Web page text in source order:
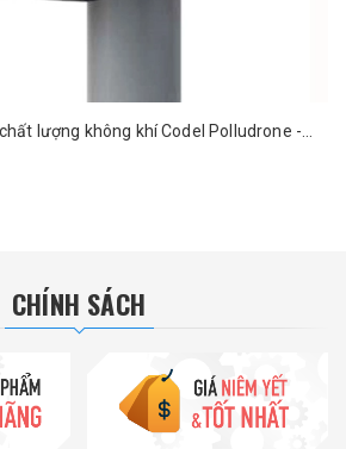
lượng không khí Codel Polludrone -
CHÍNH SÁCH